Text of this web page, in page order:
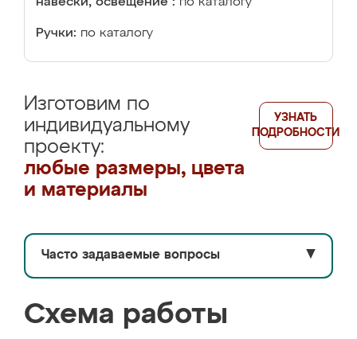
Ручки: по каталогу
Изготовим по
индивидуальному
проекту:
любые размеры, цвета
и материалы
УЗНАТЬ
ПОДРОБНОСТИ
Часто задаваемые вопросы ▼
Схема работы